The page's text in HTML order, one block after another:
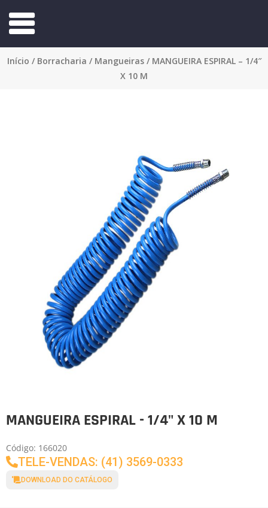
Início / Borracharia / Mangueiras/ MANGUEIRA ESPIRAL – 1/4″
X 10 M
MANGUEIRA ESPIRAL - 1/4" X 10 M
Código: 166020
TELE-VENDAS: (41) 3569-0333
DOWNLOAD DO CATÁLOGO